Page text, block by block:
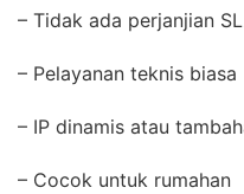
– Tidak ada perjanjian
– Pelayanan teknis biasa
– IP dinamis atau
– Cocok untuk rumahan